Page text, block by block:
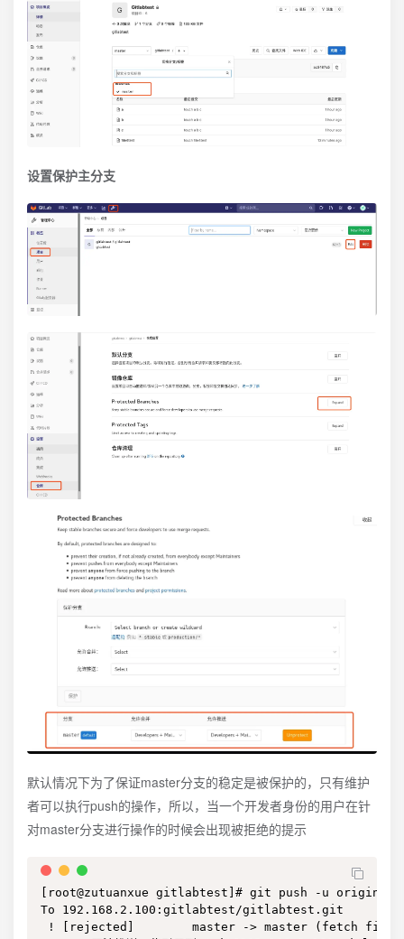
设置保护主分支
默认情况下为了保证master分支的稳定是被保护的，只有维护
者可以执行push的操作，所以，当一个开发者身份的用户在针
对master分支进行操作的时候会出现被拒绝的提示
[root@zutuanxue gitlabtest]# git push -u origin
To 192.168.2.100:gitlabtest/gitlabtest.git
! [rejected]        master -> master (fetch